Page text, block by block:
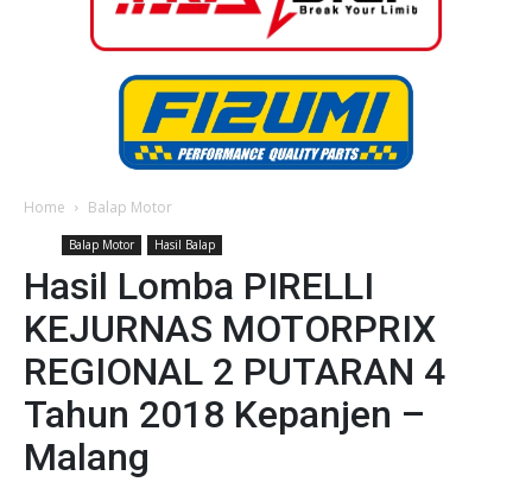
Home Balap Motor
Balap Motor Hasil Balap
Hasil Lomba PIRELLI
KEJURNAS MOTORPRIX
REGIONAL 2 PUTARAN 4
Tahun 2018 Kepanjen –
Malang